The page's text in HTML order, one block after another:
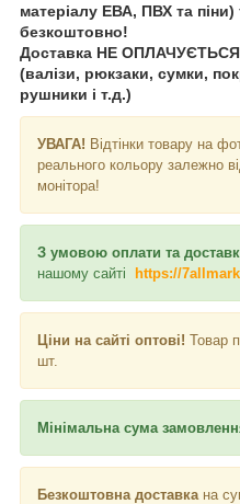
матеріалу ЕВА, ПВХ та піни)
безкоштовно!
Доставка НЕ ​​ОПЛАЧУЄТЬСЯ
(валізи, рюкзаки, сумки,
рушники і т.д.)
УВАГА! Відтінки товару на
реального кольору залежно
монітора!
З умовою оплати та
нашому сайті
https://
Ціни на сайті оптові! Товар
шт.
Мінімальна сума
Безкоштовна доставка на